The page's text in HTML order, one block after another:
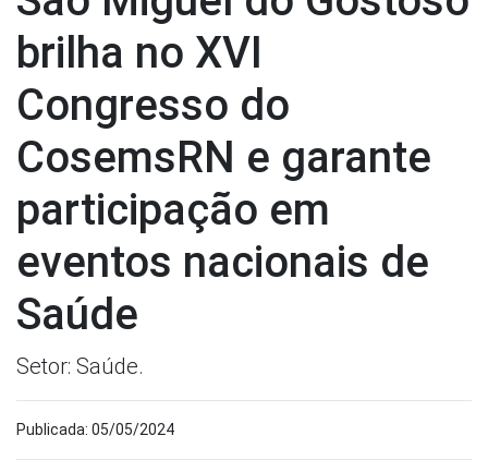
brilha no XVI
Congresso do
CosemsRN e garante
participação em
eventos nacionais de
Saúde
Setor: Saúde.
Publicada: 05/05/2024